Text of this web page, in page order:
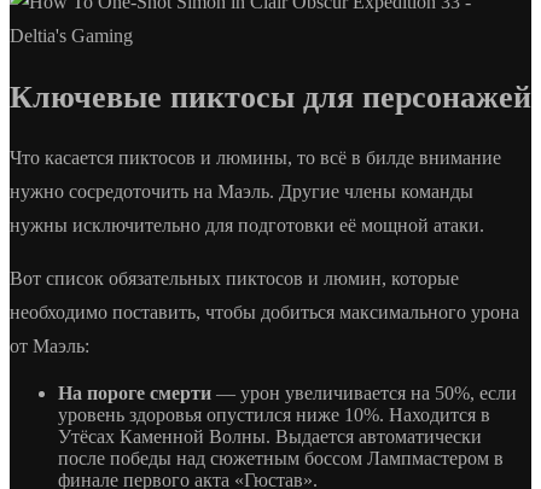
Ключевые пиктосы для персонажей
Что касается пиктосов и люмины, то всё в билде внимание
нужно сосредоточить на Маэль. Другие члены команды
нужны исключительно для подготовки её мощной атаки.
Вот список обязательных пиктосов и люмин, которые
необходимо поставить, чтобы добиться максимального урона
от Маэль:
На пороге смерти — урон увеличивается на 50%, если
уровень здоровья опустился ниже 10%. Находится в
Утёсах Каменной Волны. Выдается автоматически
после победы над сюжетным боссом Лампмастером в
финале первого акта «Гюстав».